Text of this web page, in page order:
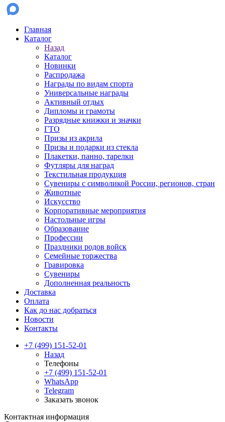
Главная
Каталог
Назад
Каталог
Новинки
Распродажа
Награды по видам спорта
Универсальные награды
Активный отдых
Дипломы и грамоты
Разрядные книжки и значки
ГТО
Призы из акрила
Призы и подарки из стекла
Плакетки, панно, тарелки
Футляры для наград
Текстильная продукция
Сувениры с символикой России, регионов, стран
Животные
Искусство
Корпоративные мероприятия
Настольные игры
Образование
Профессии
Праздники родов войск
Семейные торжества
Гравировка
Сувениры
Дополненная реальность
Доставка
Оплата
Как до нас добраться
Новости
Контакты
+7 (499) 151-52-01
Назад
Телефоны
+7 (499) 151-52-01
WhatsApp
Telegram
Заказать звонок
Контактная информация